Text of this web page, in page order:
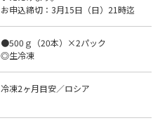
お申込締切：3月15日（日）21時迄
●500ｇ（20本）×2パック
◎生冷凍
冷凍2ヶ月目安／ロシア